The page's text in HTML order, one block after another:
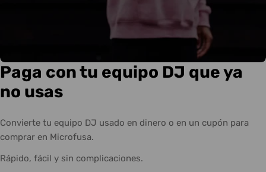
Paga con tu equipo DJ que ya
no usas
Convierte tu equipo DJ usado en dinero o en un cupón para
comprar en Microfusa.
Rápido, fácil y sin complicaciones.